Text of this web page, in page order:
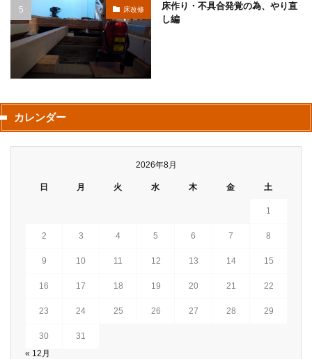
床改修
床作り・不具合発覚の為、やり直
し編
カレンダー
2026年8月
日 月 火 水 木 金 土
1
2 3 4 5 6 7 8
9 10 11 12 13 14 15
16 17 18 19 20 21 22
23 24 25 26 27 28 29
30
31
« 12月